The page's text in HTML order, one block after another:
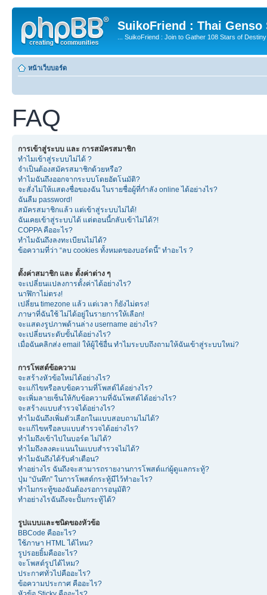
SuikoFriend : Thai Genso
... SuikoFriend : Join to Gather 108 Stars of
หน้าเว็บบอร์ด
FAQ
การเข้าสู่ระบบ และ การสมัครสมาชิก
ทำไมเข้าสู่ระบบไม่ได้ ?
จำเป็นต้องสมัครสมาชิกด้วยหรือ?
ทำไมฉันถึงออกจากระบบโดยอัตโนมัติ?
จะสั่งไม่ให้แสดงชื่อของฉัน ในรายชื่อผู้ที่กำลัง online ได้อย่างไร?
ฉันลืม password!
สมัครสมาชิกแล้ว แต่เข้าสู่ระบบไม่ได้!
ฉันเคยเข้าสู่ระบบได้ แต่ตอนนี้กลับเข้าไม่ได้?!
COPPA คืออะไร?
ทำไมฉันถึงลงทะเบียนไม่ได้?
ข้อความที่ว่า “ลบ cookies ทั้งหมดของบอร์ดนี้” ทำอะไร ?
ตั้งค่าสมาชิก และ ตั้งค่าต่าง ๆ
จะเปลี่ยนแปลงการตั้งค่าได้อย่างไร?
นาฬิกาไม่ตรง!
เปลี่ยน timezone แล้ว แต่เวลา ก็ยังไม่ตรง!
ภาษาที่ฉันใช้ ไม่ได้อยู่ในรายการให้เลือก!
จะแสดงรูปภาพด้านล่าง username อย่างไร?
จะเปลี่ยนระดับขั้นได้อย่างไร?
เมื่อฉันคลิกส่ง email ให้ผู้ใช้อื่น ทำไมระบบถึงถามให้ฉันเข้าสู่ระบบใหม่?
การโพสต์ข้อความ
จะสร้างหัวข้อใหม่ได้อย่างไร?
จะแก้ไขหรือลบข้อความที่โพสต์ได้อย่างไร?
จะเพิ่มลายเซ็นให้กับข้อความที่ฉันโพสต์ได้อย่างไร?
จะสร้างแบบสำรวจได้อย่างไร?
ทำไมฉันถึงเพิ่มตัวเลือกในแบบสอบถามไม่ได้?
จะแก้ไขหรือลบแบบสำรวจได้อย่างไร?
ทำไมถึงเข้าไปในบอร์ด ไม่ได้?
ทำไมถึงลงคะแนนในแบบสำรวจไม่ได้?
ทำไมฉันถึงได้รับคำเตือน?
ทำอย่างไร ฉันถึงจะสามารถรายงานการโพสต์แก่ผู้ดูแลกระทู้?
ปุ่ม “บันทึก” ในการโพสต์กระทู้มีไว้ทำอะไร?
ทำไมกระทู้ของฉันต้องรอการอนุมัติ?
ทำอย่างไรฉันถึงจะปั้มกระทู้ได้?
รูปแบบและชนิดของหัวข้อ
BBCode คืออะไร?
ใช้ภาษา HTML ได้ไหม?
รูปรอยยิ้มคืออะไร?
จะโพสต์รูปได้ไหม?
ประกาศทั่วไปคืออะไร?
ข้อความประกาศ คืออะไร?